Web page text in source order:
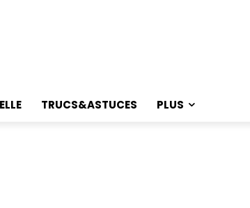
TRUCS&ASTUCES PLUS